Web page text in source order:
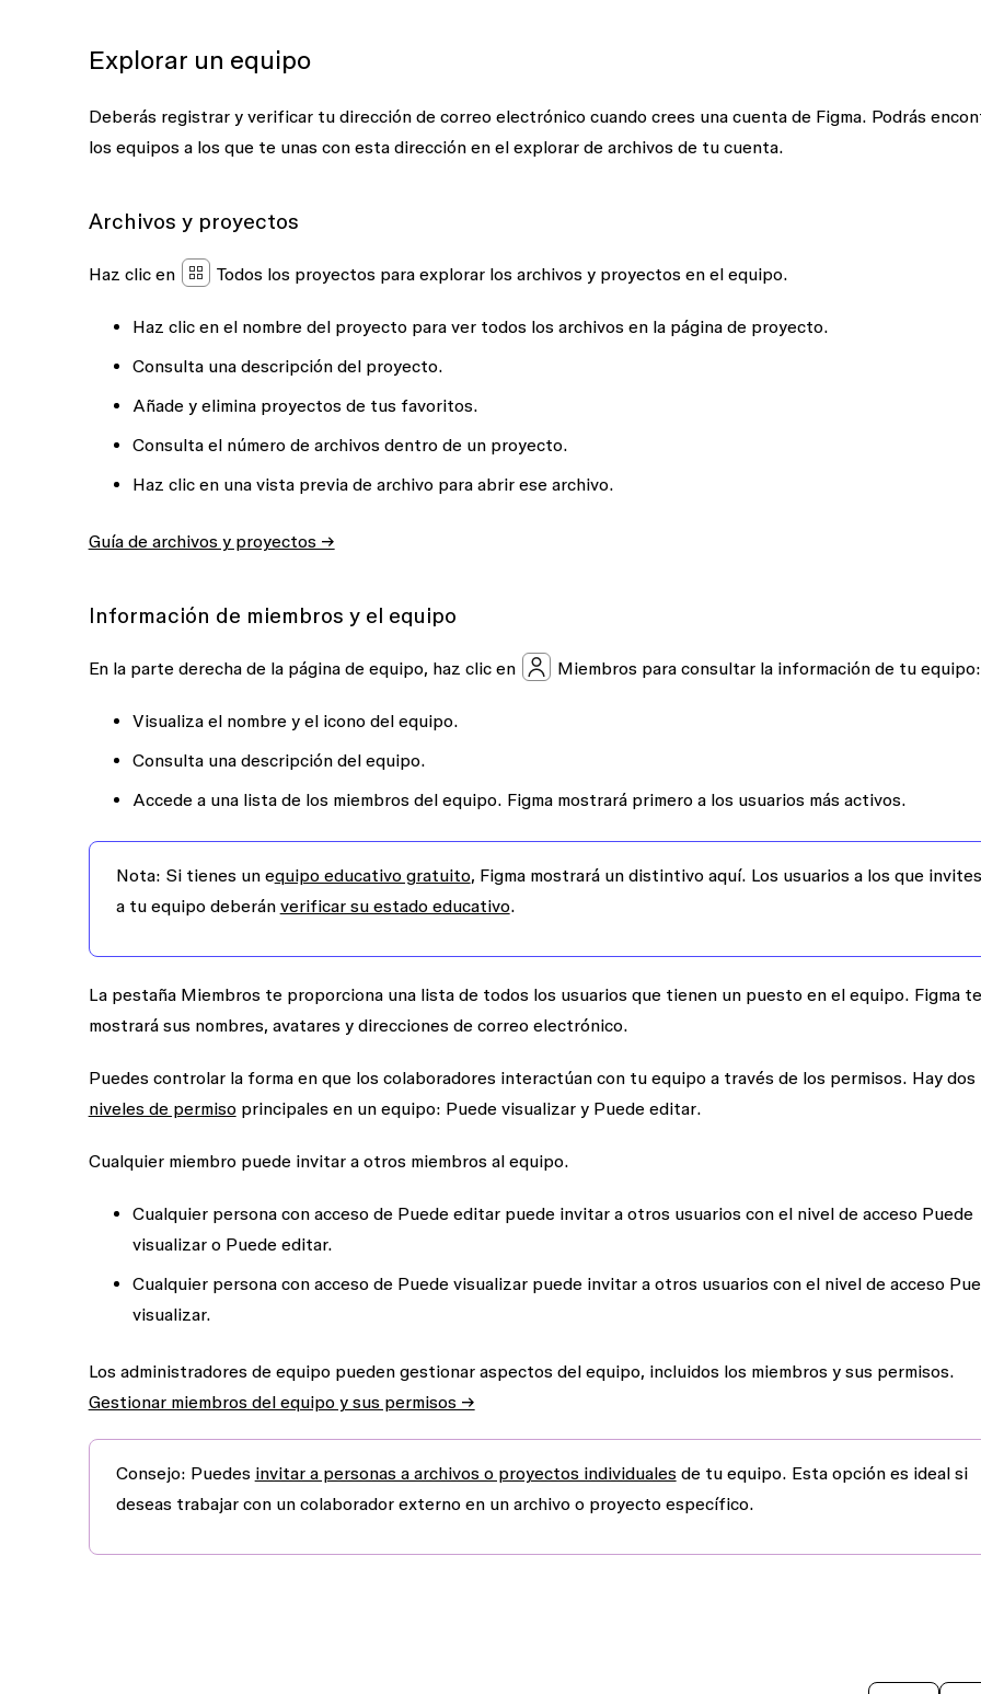
Explorar un equipo
Deberás registrar y verificar tu dirección de correo electrónico cuando crees una cuenta de Figma. Podrás
los equipos a los que te unas con esta dirección en el explorar de archivos de tu cuenta.
Archivos y proyectos
Haz clic en Todos los proyectospara explorar los archivos y proyectos en el equipo.
Haz clic en el nombre del proyecto para ver todos los archivos en la página de proyecto.
Consulta una descripción del proyecto.
Añade y elimina proyectos de tus favoritos.
Consulta el número de archivos dentro de un proyecto.
Haz clic en una vista previa de archivo para abrir ese archivo.
Guía de archivos y proyectos →
Información de miembros y el equipo
En la parte derecha de la página de equipo, haz clic en Miembrospara consultar la información de tu equipo:
Visualiza el nombre y el icono del equipo.
Consulta una descripción del equipo.
Accede a una lista de los miembros del equipo. Figma mostrará primero a los usuarios más activos.
Nota: Si tienes un equipo educativo gratuito, Figma mostrará un distintivo aquí. Los usuarios a los que invites
a tu equipo deberán verificar su estado educativo.
La pestaña Miembroste proporciona una lista de todos los usuarios que tienen un puesto en el equipo. Figma te
mostrará sus nombres, avatares y direcciones de correo electrónico.
Puedes controlar la forma en que los colaboradores interactúan con tu equipo a través de los permisos. Hay dos
niveles de permiso principales en un equipo: Puede visualizary Puede editar.
Cualquier miembro puede invitar a otros miembros al equipo.
Cualquier persona con acceso de Puede editarpuede invitar a otros usuarios con el nivel de acceso Puede
visualizaro Puede editar.
Cualquier persona con acceso de Puede visualizarpuede invitar a otros usuarios con el nivel de acceso
visualizar.
Los administradores de equipo pueden gestionar aspectos del equipo, incluidos los miembros y sus permisos.
Gestionar miembros del equipo y sus permisos →
Consejo: Puedes invitar a personas a archivos o proyectos individualesde tu equipo. Esta opción es ideal si
deseas trabajar con un colaborador externo en un archivo o proyecto específico.